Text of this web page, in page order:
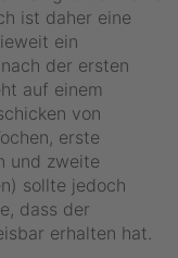
ist daher eine
ein
der ersten
auf einem
von
erste
und zweite
sollte jedoch
dass der
erhalten hat.